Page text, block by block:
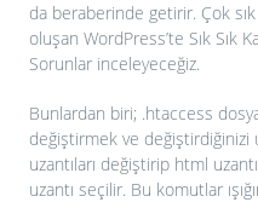
da beraberinde getirir. Çok sık
oluşan WordPress’te Sık Sık
Sorunlar inceleyeceğiz.
Bunlardan biri; .htaccess
değiştirmek ve değiştirdiğinizi
uzantıları değiştirip html
uzantı seçilir. Bu komutlar